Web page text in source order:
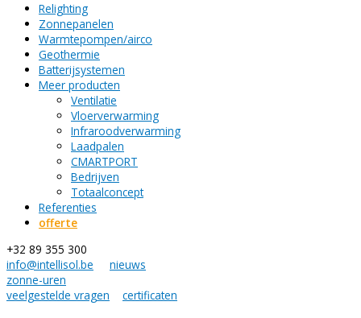
Relighting
Zonnepanelen
Warmtepompen/airco
Geothermie
Batterijsystemen
Meer producten
Ventilatie
Vloerverwarming
Infraroodverwarming
Laadpalen
CMARTPORT
Bedrijven
Totaalconcept
Referenties
offerte
+32 89 355 300
info@intellisol.be
nieuws
zonne-uren
veelgestelde vragen
certificaten